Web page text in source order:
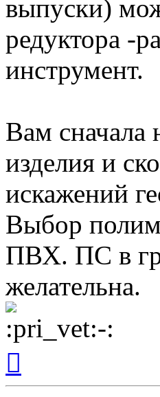
выпуски)
редуктора -
инструмент.
Вам сначала
изделия и
искажений
Выбор
ПВХ. ПС в
желательна.
началу